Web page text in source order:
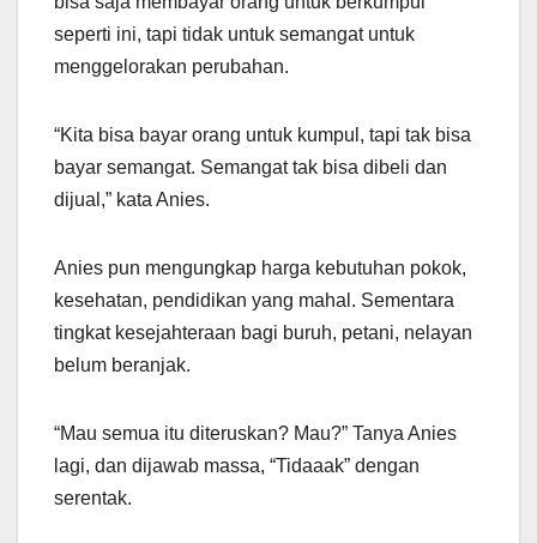
seperti ini, tapi tidak untuk semangat untuk
menggelorakan perubahan.
“Kita bisa bayar orang untuk kumpul, tapi tak bisa
bayar semangat. Semangat tak bisa dibeli dan
dijual,” kata Anies.
Anies pun mengungkap harga kebutuhan pokok,
kesehatan, pendidikan yang mahal. Sementara
tingkat kesejahteraan bagi buruh, petani, nelayan
belum beranjak.
“Mau semua itu diteruskan? Mau?” Tanya Anies
lagi, dan dijawab massa, “Tidaaak” dengan
serentak.